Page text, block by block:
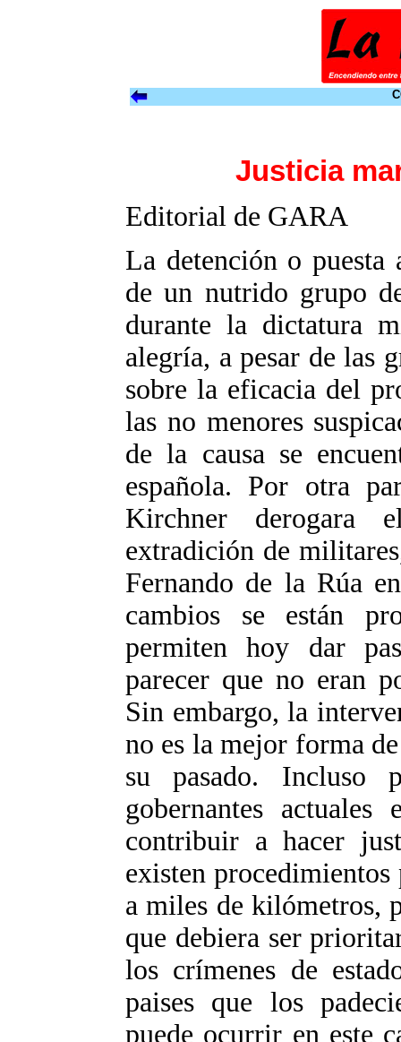
Justicia
Editorial de GARA
La detención o puesta
de un nutrido grupo
durante la dictatura
alegría, a pesar de las
sobre la eficacia del
las no menores
de la causa se
española. Por otra
Kirchner derogara
extradición de
Fernando de la Rúa
cambios se están
permiten hoy dar
parecer­ que no eran
Sin embargo, la
no es la mejor forma
su pasado. Incluso
gobernantes actuales
contribuir a hacer
existen procedimientos
a miles de kilómetros,
que debiera ser
los crímenes de
paises que los
puede ocurrir en este